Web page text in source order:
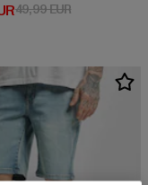
Preis: 28,99 EUR
49,99 EURAktionspreis: